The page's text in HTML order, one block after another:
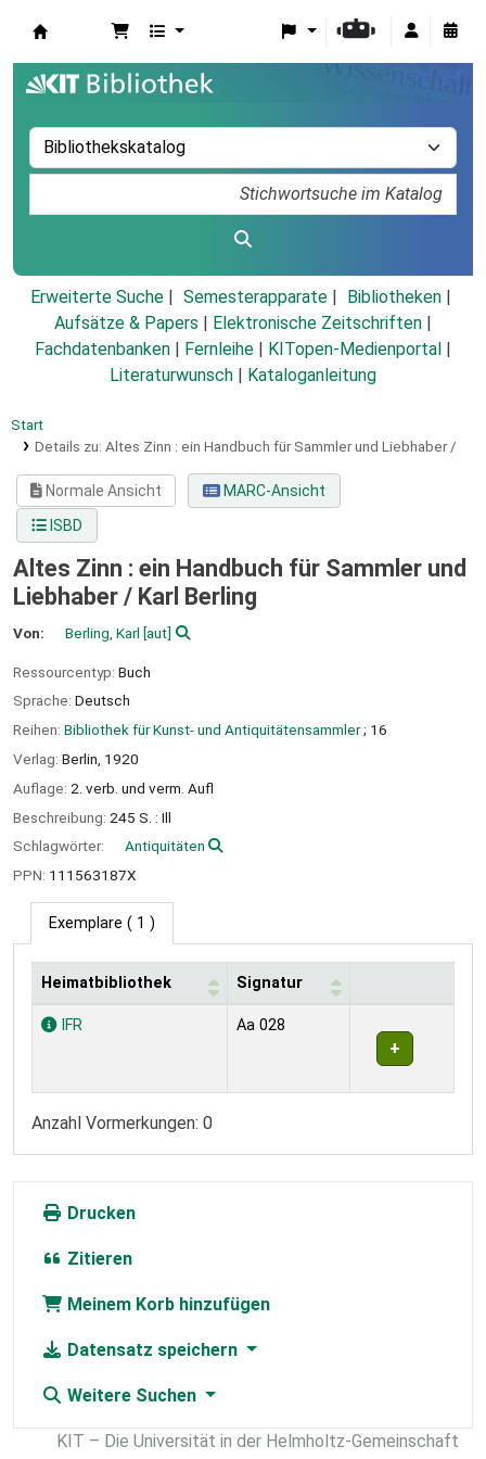
Erweiterte Suche Semesterapparate
Bibliotheken
Aufsätze & Papers
Elektronische Zeitschriften
Fachdatenbanken
Fernleihe KITopen-Medienportal
Literaturwunsch
Kataloganleitung
Start
Details zu: Altes Zinn : ein Handbuch für Sammler und Liebhaber /
Normale Ansicht
MARC-Ansicht
ISBD
Altes Zinn : ein Handbuch für Sammler und
Liebhaber / Karl Berling
Von: Berling, Karl [aut]
Ressourcentyp: Buch
Sprache: Deutsch
Reihen: Bibliothek für Kunst- und Antiquitätensammler; 16
Verlag: Berlin, 1920
Auflage: 2. verb. und verm. Aufl
Beschreibung: 245 S. : Ill
Schlagwörter:
Antiquitäten
PPN: 111563187X
Exemplare ( 1 )
Exemplare
Heimatbibliothek Signatur
IFR Aa 028
Anzahl Vormerkungen: 0
Drucken
Zitieren
Meinem Korb hinzufügen
Datensatz speichern
Weitere Suchen
KIT – Die Universität in der Helmholtz-Gemeinschaft